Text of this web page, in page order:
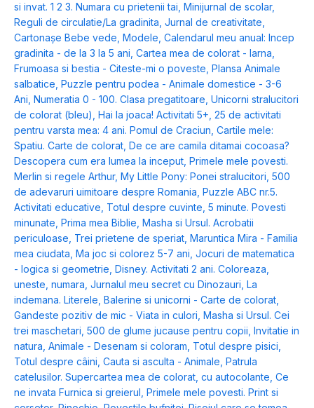
si invat. 1 2 3. Numara cu prietenii tai, Minijurnal de scolar,
Reguli de circulatie/La gradinita, Jurnal de creativitate,
Cartonașe Bebe vede, Modele, Calendarul meu anual: Incep
gradinita - de la 3 la 5 ani, Cartea mea de colorat - Iarna,
Frumoasa si bestia - Citeste-mi o poveste, Plansa Animale
salbatice, Puzzle pentru podea - Animale domestice - 3-6
Ani, Numeratia 0 - 100. Clasa pregatitoare, Unicorni stralucitori
de colorat (bleu), Hai la joaca! Activitati 5+, 25 de activitati
pentru varsta mea: 4 ani. Pomul de Craciun, Cartile mele:
Spatiu. Carte de colorat, De ce are camila ditamai cocoasa?
Descopera cum era lumea la inceput, Primele mele povesti.
Merlin si regele Arthur, My Little Pony: Ponei stralucitori, 500
de adevaruri uimitoare despre Romania, Puzzle ABC nr.5.
Activitati educative, Totul despre cuvinte, 5 minute. Povesti
minunate, Prima mea Biblie, Masha si Ursul. Acrobatii
periculoase, Trei prietene de speriat, Maruntica Mira - Familia
mea ciudata, Ma joc si colorez 5-7 ani, Jocuri de matematica
- logica si geometrie, Disney. Activitati 2 ani. Coloreaza,
uneste, numara, Jurnalul meu secret cu Dinozauri, La
indemana. Literele, Balerine si unicorni - Carte de colorat,
Gandeste pozitiv de mic - Viata in culori, Masha si Ursul. Cei
trei maschetari, 500 de glume jucause pentru copii, Invitatie in
natura, Animale - Desenam si coloram, Totul despre pisici,
Totul despre câini, Cauta si asculta - Animale, Patrula
catelusilor. Supercartea mea de colorat, cu autocolante, Ce
ne invata Furnica si greierul , Primele mele povesti. Print si